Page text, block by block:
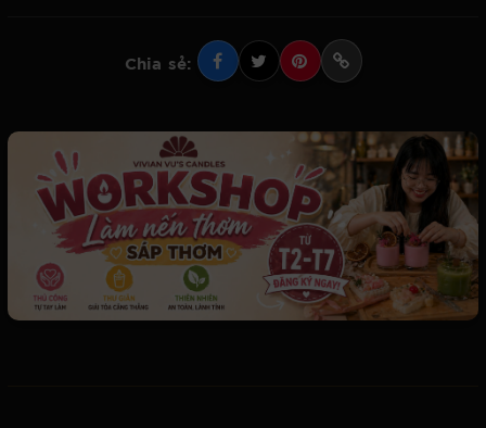
Chia sẻ: